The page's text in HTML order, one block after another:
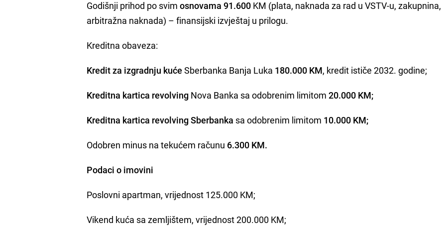
Godišnji prihod po svimosnovama 91.600 KM (plata, naknada za rad u VSTV-u, zakupnina,
arbitražna naknada) – finansijski izvještaj u prilogu.
Kreditna obaveza:
Kredit za izgradnju kuće Sberbanka Banja Luka 180.000 KM, kredit ističe 2032. godine;
Kreditna kartica revolving Nova Banka sa odobrenim limitom20.000 KM;
Kreditna kartica revolving Sberbanka sa odobrenim limitom 10.000 KM;
Odobren minus na tekućem računu 6.300 KM.
Podaci o imovini
Poslovni apartman, vrijednost 125.000 KM;
Vikend kuća sa zemljištem, vrijednost 200.000 KM;